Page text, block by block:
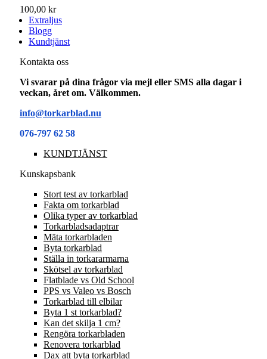
100,00 kr
Extraljus
Blogg
Kundtjänst
Kontakta oss
Vi svarar på dina frågor via mejl eller SMS alla dagar i
veckan, året om. Välkommen.
info@torkarblad.nu
076-797 62 58
KUNDTJÄNST
Kunskapsbank
Stort test av torkarblad
Fakta om torkarblad
Olika typer av torkarblad
Torkarbladsadaptrar
Mäta torkarbladen
Byta torkarblad
Ställa in torkararmarna
Skötsel av torkarblad
Flatblade vs Old School
PPS vs Valeo vs Bosch
Torkarblad till elbilar
Byta 1 st torkarblad?
Kan det skilja 1 cm?
Rengöra torkarbladen
Renovera torkarblad
Dax att byta torkarblad